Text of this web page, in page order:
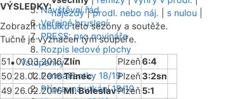
Návštěvní řád
Veřejné bruslení
PRESS: pro novináře
Rozpis ledové plochy
Vstupenky
Permanentky 18/19
Přípravná utkání 18/19
VÝSLEDKY:
nájezdy|prodl. nebo náj. s nulou
Zobrazittabulkutéto sezóny a soutěže.
Tučně je vyznačen tým soupeře.
51 01.03.2016Zlín Plzeň6:4
50 28.02.2016Třinec Plzeň 3:2sn
49 26.02.2016Ml. BoleslavPlzeň 5:1